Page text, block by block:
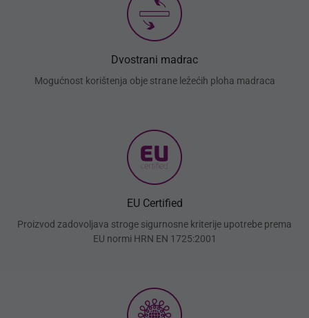
Dvostrani madrac
Mogućnost korištenja obje strane ležećih ploha madraca
EU Certified
Proizvod zadovoljava stroge sigurnosne kriterije upotrebe prema
EU normi HRN EN 1725:2001